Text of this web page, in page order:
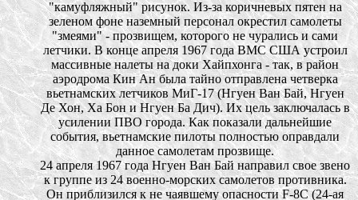
"камуфляжный" рисунок. Из-за коричневых пятен на
зеленом фоне наземный персонал окрестил самолеты
"змеями" - прозвищем, которого не чурались и сами
летчики. В конце апреля 1967 года ВМС США устроил
массивные налеты на доки Хайпхонга - так, в район
аэродрома Кин Ан была тайно отправлена четверка
вьетнамских летчиков МиГ-17 (Нгуен Ван Бай, Нгуен
Де Хон, Ха Бон и Нгуен Ба Дич). Их цель заключалась в
усилении ПВО города. Как показали дальнейшие
события, вьетнамские пилоты полностью оправдали
данное самолетам прозвище.
24 апреля 1967 года Нгуен Ван Бай направил свое звено
к группе из 24 военно-морских самолетов противника.
Он приблизился к не чаявшему опасности F-8С (24-ая